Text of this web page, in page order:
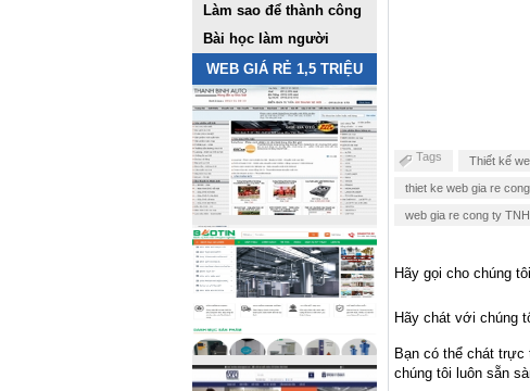
Làm sao để thành công
Bài học làm người
WEB GIÁ RẺ 1,5 TRIỆU
Tags Thiết kế
thiet ke web gia re
web gia re cong ty
Hãy gọi cho chúng tôi
Hãy chát với chúng
Bạn có thể chát trực
chúng tôi luôn sẵn